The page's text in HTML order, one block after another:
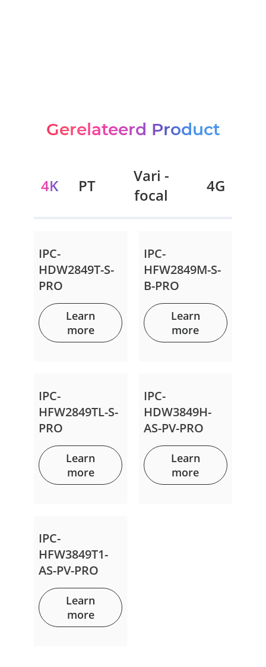
Gerelateerd Product
4K PT
Vari -
focal
4G
IPC-
HDW2849T-S-
PRO
Learn
more
IPC-
HFW2849M-S-
B-PRO
Learn
more
IPC-
HFW2849TL-S-
PRO
Learn
more
IPC-
HDW3849H-
AS-PV-PRO
Learn
more
IPC-
HFW3849T1-
AS-PV-PRO
Learn
more